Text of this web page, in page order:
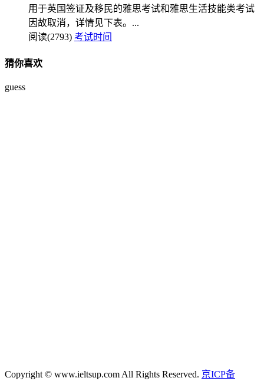
用于英国签证及移民的雅思考试和雅思生活技能类考试
因故取消，详情见下表。...
阅读(2793) 考试时间
猜你喜欢
guess
Copyright © www.ieltsup.com All Rights Reserved. 京ICP备